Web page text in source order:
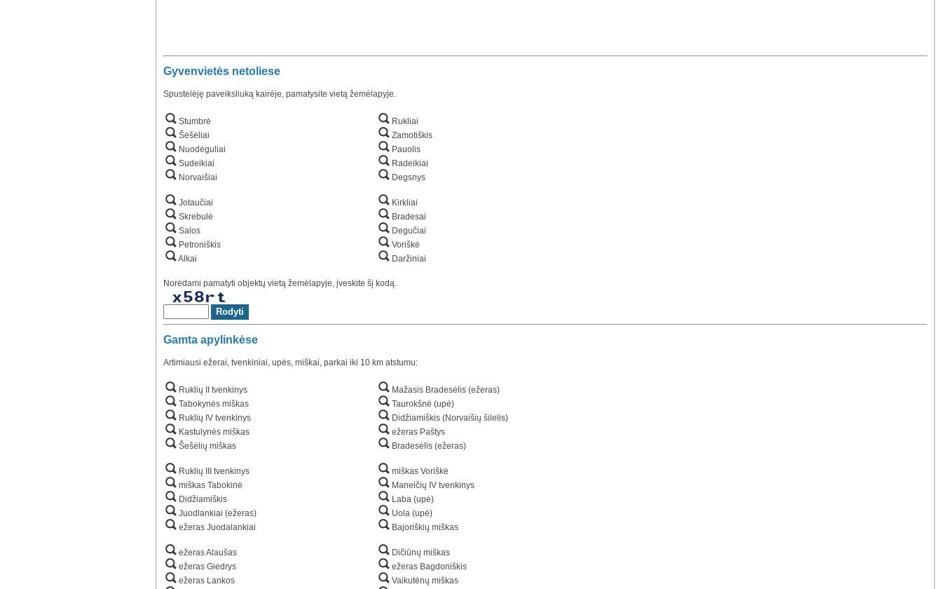
Gyvenvietės netoliese
Spustelėję paveiksliuką kairėje, pamatysite vietą žemėlapyje.
Stumbrė
Šėšėliai
Nuodėguliai
Sudeikiai
Norvaišiai
Jotaučiai
Skrebulė
Salos
Petroniškis
Alkai
Rukliai
Zamotiškis
Pauolis
Radeikiai
Degsnys
Kirkliai
Bradesai
Degučiai
Voriškė
Daržiniai
Norėdami pamatyti objektų vietą žemėlapyje, įveskite šį kodą.
Gamta apylinkėse
Artimiausi ežerai, tvenkiniai, upės, miškai, parkai iki 10 km atstumu:
Ruklių II tvenkinys
Tabokynės miškas
Ruklių IV tvenkinys
Kastulynės miškas
Šešėlių miškas
Ruklių III tvenkinys
miškas Tabokinė
Didžiamiškis
Juodlankiai (ežeras)
ežeras Juodalankiai
ežeras Alaušas
ežeras Giedrys
ežeras Lankos
Mažasis Bradesėlis (ežeras)
Taurokšnė (upė)
Didžiamiškis (Norvaišių šilelis)
ežeras Paštys
Bradesėlis (ežeras)
miškas Voriškė
Maneičių IV tvenkinys
Laba (upė)
Uola (upė)
Bajoriškių miškas
Dičiūnų miškas
ežeras Bagdoniškis
Vaikutėnų miškas